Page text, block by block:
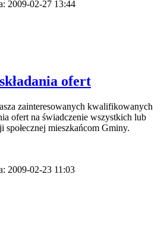
2009-02-27 13:44
ofert
zainteresowanych kwalifikowanych
ofert na świadczenie wszystkich lub
społecznej mieszkańcom Gminy.
2009-02-23 11:03